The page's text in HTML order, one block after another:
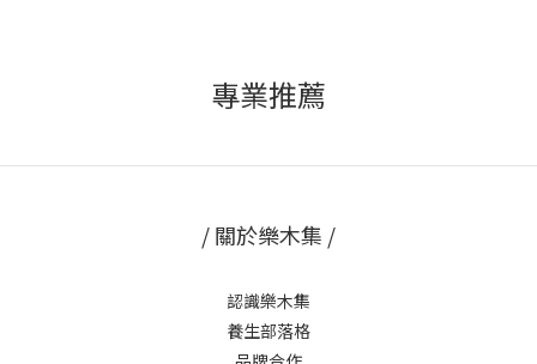
「溫和滋養」。 🌡️ 身體正在發出哪些「立秋警訊」？立秋前後，日
號，對照看看你中了幾個：一、悶熱一整個夏天，代謝卻感覺變慢
感覺卡卡的，久坐後的下肢緊繃、沉重感也比較明顯。二、早晚溫
差讓身體措手不及白天悶熱、晚上或清晨微涼，溫差變化容易讓身
積的疲勞還沒消化完夏天期間如果沒有好好調節作息，悶熱帶來的
倦怠感、精神不濟，很容易延續到立秋之後。💡 如果你符合以上幾
專業推薦
/ 關於樂木集 /
認識樂木集
養生部落格